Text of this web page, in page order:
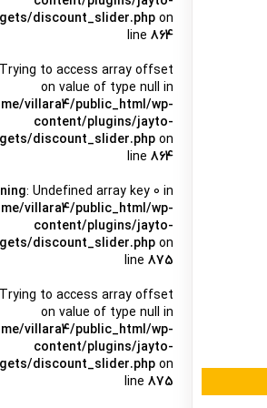
discount_slider.php on
line864
to access array offset
on value of type null in
villara4/public_html/wp-
content/plugins/jayto-
discount_slider.php on
line864
: Undefined array key 0 in
villara4/public_html/wp-
content/plugins/jayto-
discount_slider.php on
line875
to access array offset
on value of type null in
villara4/public_html/wp-
content/plugins/jayto-
discount_slider.php on
line875